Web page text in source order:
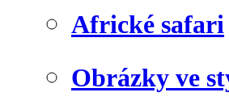
Africké safari
Obrázky ve